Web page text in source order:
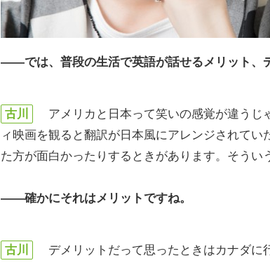
――では、普段の生活で英語が話せるメリット、
古川
アメリカと日本って笑いの感覚が違うじ
ィ映画を観ると翻訳が日本風にアレンジされて
た方が面白かったりするときがあります。そうい
――確かにそれはメリットですね。
古川
デメリットだって思ったときはカナダに